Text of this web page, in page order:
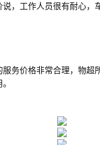
说，工作人员很有耐心，
服务价格非常合理，物超